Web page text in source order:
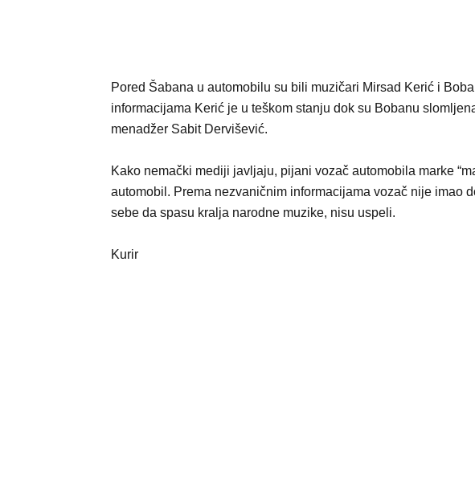
Pored Šabana u automobilu su bili muzičari Mirsad Kerić i
informacijama Kerić je u teškom stanju dok su Bobanu
menadžer Sabit Dervišević.
Kako nemački mediji javljaju, pijani vozač automobila marke
automobil. Prema nezvaničnim informacijama vozač nije imao
sebe da spasu kralja narodne muzike, nisu uspeli.
Kurir